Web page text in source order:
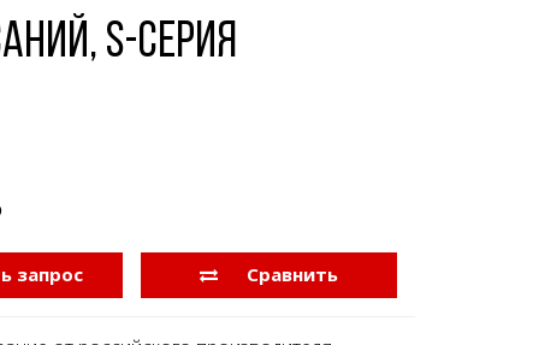
моноблоки и медиаустройства
S-серия
запрос Сравнить